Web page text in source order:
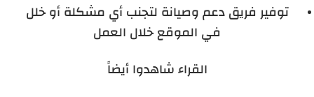
توفير فريق دعم وصيانة لتجنب أي مشكلة أو خلل
في الموقع خلال العمل
القراء شاهدوا أيضاً